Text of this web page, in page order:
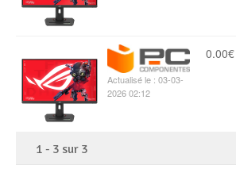
Actualisé le : 03-03-
2026 02:12
0.00€
1 - 3 sur 3